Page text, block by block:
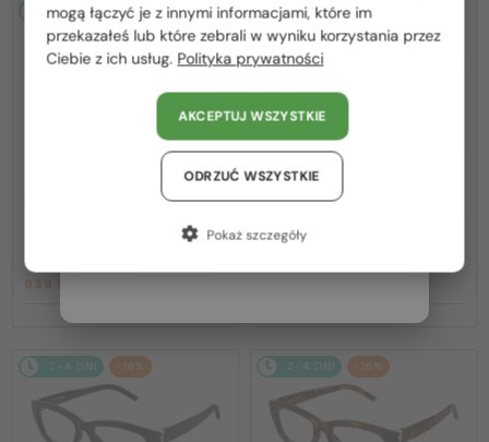
2-4 DNI -14%
Sončna očala
939 PLN
2-4 DNI -10%
Z SOCZEWKĄ MONOFOKALNĄ
SL M94 OPT - 001 - 53
2-4 DNI -16% 2-4 DNI -16%
România / RO
Magyarország / HU
United Arab Emirates / EN
Austria / AT
Niemcy / DE
Włochy / IT
mogą łączyć je z innymi informacjami, które im
przekazałeś lub które zebrali w wyniku korzystania przez
Ciebie z ich usług. Polityka prywatności
AKCEPTUJ WSZYSTKIE
ODRZUĆ WSZYSTKIE
Pokaż szczegóły